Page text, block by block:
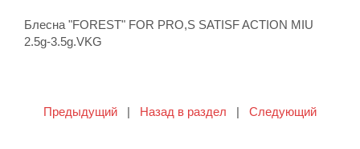
Блесна "FOREST" FOR PRO,S SATISF ACTION MIU
2.5g-3.5g.VKG
Предыдущий | Назад в раздел | Следующий